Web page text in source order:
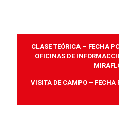
.
CLASE TEÓRICA – FECHA
OFICINAS DE
VISITA DE CAMPO – FECHA
.
.